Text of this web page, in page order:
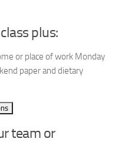
plus:
or place of work Monday
paper and dietary
team or